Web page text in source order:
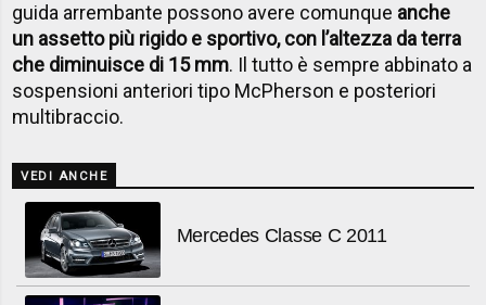
guida arrembante possono avere comunque anche
un assetto più rigido e sportivo, con l’altezza da terra
che diminuisce di 15 mm. Il tutto è sempre abbinato a
sospensioni anteriori tipo McPherson e posteriori
multibraccio.
VEDI ANCHE
Mercedes Classe C 2011